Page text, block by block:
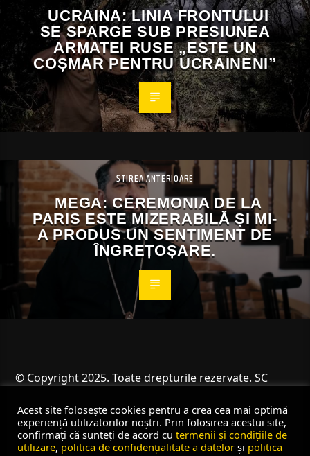
UCRAINA: LINIA FRONTULUI
SE SPARGE SUB PRESIUNEA
ARMATEI RUSE „ESTE UN
COȘMAR PENTRU UCRAINENI”
ȘTIREA ANTERIOARE
MEGA: CEREMONIA DE LA
PARIS ESTE MIZERABILĂ ȘI MI-
A PRODUS UN SENTIMENT DE
ÎNGREȚOȘARE.
© Copyright 2025. Toate drepturile rezervate. SC
Acest site folosește cookies pentru a crea cea mai optimă
experiență utilizatorilor noștri. Prin folosirea acestui site,
confirmați că sunteți de acord cu termenii și condițiile de
utilizare, politica de confidențialitate a datelor și politica